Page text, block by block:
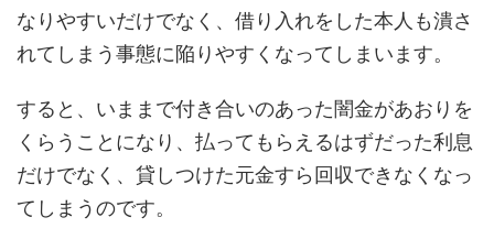
なりやすいだけでなく、借り入れをした本人も潰さ
れてしまう事態に陥りやすくなってしまいます。
すると、いままで付き合いのあった闇金があおりを
くらうことになり、払ってもらえるはずだった利息
だけでなく、貸しつけた元金すら回収できなくなっ
てしまうのです。